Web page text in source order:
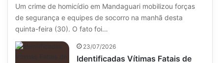
Um crime de homicídio em Mandaguari mobilizou forças
de segurança e equipes de socorro na manhã desta
quinta-feira (30). O fato foi…
23/07/2026
Identificadas Vítimas Fatais de